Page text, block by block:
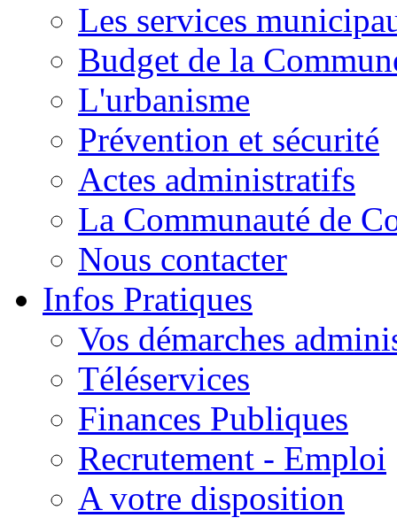
Les services
Budget de la
L'urbanisme
Prévention et sécurité
Actes administratifs
La Communauté de
Nous contacter
Infos Pratiques
Vos démarches
Téléservices
Finances Publiques
Recrutement - Emploi
A votre disposition